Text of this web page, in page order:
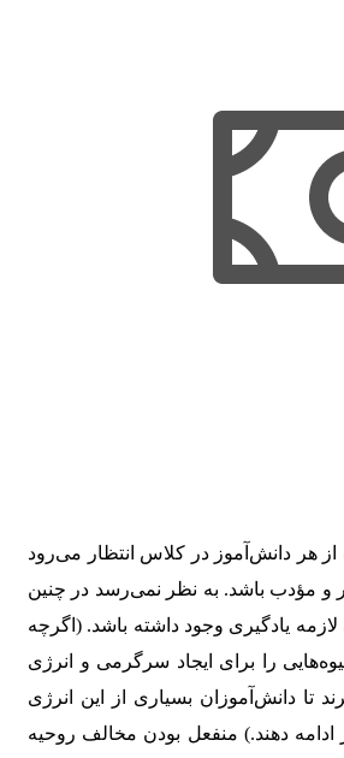
از هر دانش‌آموز در کلاس انتظار می‌رود
مؤدب باشد. به نظر نمی‌رسد در چنین
یادگیری وجود داشته باشد. (اگرچه
را برای ایجاد سرگرمی و انرژی
تا دانش‌آموزان بسیاری از این انرژی
ادامه دهند.) منفعل بودن مخالف روحیه